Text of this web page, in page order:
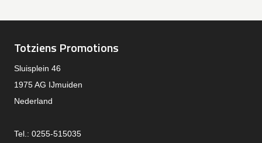
Totziens Promotions
Sluisplein 46
1975 AG IJmuiden
Nederland
Tel.: 0255-515035